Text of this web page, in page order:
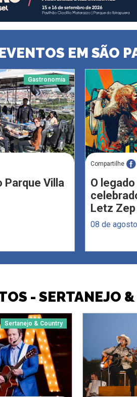
EM SÃO
Gastronomia
Parque Villa
Compartilhe
O
Letz Zep
08 de
- SERTANEJO
Sertanejo & Country